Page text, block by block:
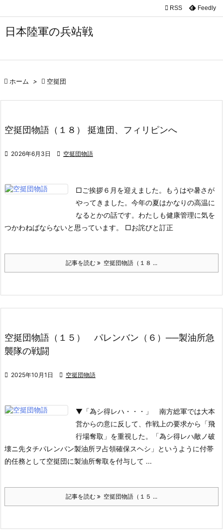
日本陸軍の兵站戦

 RSS Feedly
 ホーム >  空挺団
空挺団物語（１８） 挺進団、フィリピンへ
 2026年6月3日  空挺団物語
□ご挨拶６月を迎えました。もうはや暑さが
やってきました。今年の夏はかなりの高温に
なるとかの話です。わたしも健康管理に気を
つかわねばならないと思っています。
□お詫びと訂正
記事を読む 空挺団物語（１８ ...
空挺団物語（１５） パレンバン（６）──製油所急
襲隊の戦闘
 2025年10月1日  空挺団物語
▼「為シ得レハ・・・」
南方総軍では大本
営からの意に反して、作戦上の要求から「飛
行場奪取」を重視した。「為シ得レハ敵ノ破
壊ニ先タチパレンバン製油所ヲ占領確保スヘシ」というように付帯
的任務として空挺団に製油所奪取を付与して ...
記事を読む 空挺団物語（１５ ...